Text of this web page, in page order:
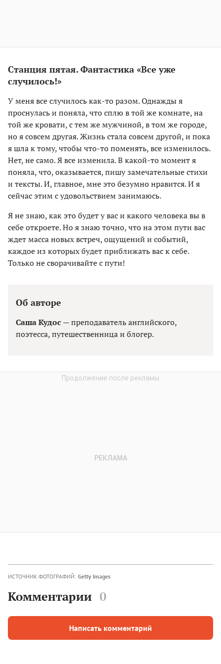
Станция пятая. Фантастика «Все уже
случилось!»
У меня все случилось как-то разом. Однажды я
проснулась и поняла, что сплю в той же комнате, на
той же кровати, с тем же мужчиной, в том же городе,
но я совсем другая. Жизнь стала совсем другой, и пока
я шла к тому, чтобы что-то поменять, все изменилось.
Нет, не само. Я все изменила. В какой-то момент я
поняла, что, оказывается, пишу замечательные стихи
и тексты. И, главное, мне это безумно нравится. И я
сейчас этим с удовольствием занимаюсь.
Я не знаю, как это будет у вас и какого человека вы в
себе откроете. Но я знаю точно, что на этом пути вас
ждет масса новых встреч, ощущений и событий,
каждое из которых будет приближать вас к себе.
Только не сворачивайте с пути!
Об авторе
Саша Кудос— преподаватель английского,
поэтесса, путешественница и блогер.
ИСТОЧНИК ФОТОГРАФИЙ: Getty Images
Комментарии 0
Написать комментарий